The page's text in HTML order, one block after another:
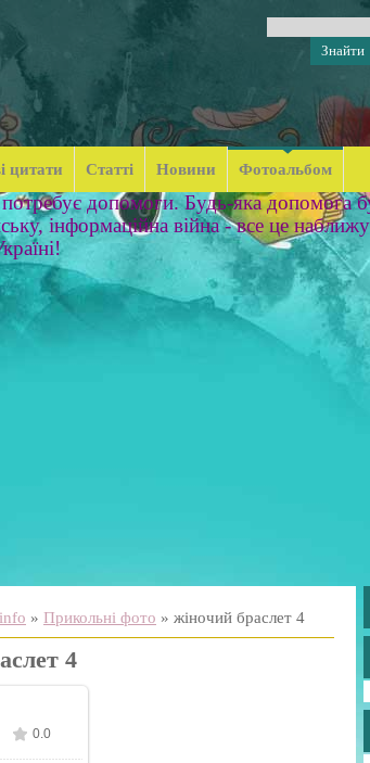
цитати Статті Новини Фотоальбом
допомоги. Будь-яка допомога
інформаційна війна - все це
» Прикольні фото » жіночий браслет 4
4
0.0